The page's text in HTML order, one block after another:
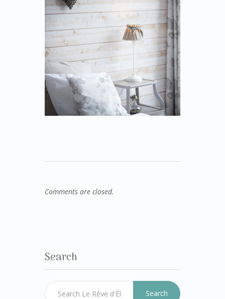
Comments are closed.
Search
Search